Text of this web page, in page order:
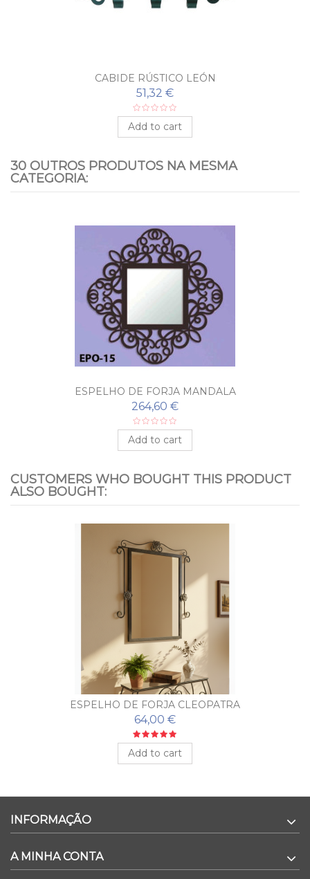
CABIDE RÚSTICO LEÓN
51,32 €
Add to cart
30 OUTROS PRODUTOS NA MESMA
CATEGORIA:
ESPELHO DE FORJA MANDALA
264,60 €
Add to cart
CUSTOMERS WHO BOUGHT THIS PRODUCT
ALSO BOUGHT:
ESPELHO DE FORJA CLEOPATRA
64,00 €
Add to cart
INFORMAÇÃO
A MINHA CONTA